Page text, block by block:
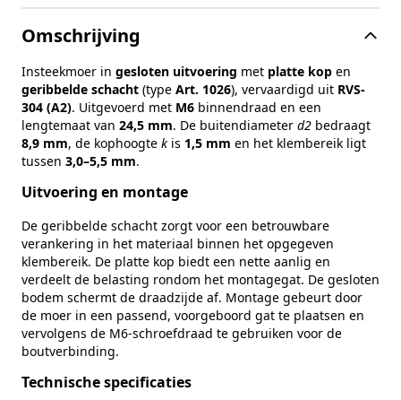
Maat (d2)
8,9 mm
Gewicht per 100 stuks
Inhoud verpakking
250
Merk
RVS Products
Omschrijving
Insteekmoer in gesloten uitvoering met platte kop en
geribbelde schacht (type Art. 1026), vervaardigd uit RVS-
304 (A2). Uitgevoerd met M6 binnendraad en een
lengtemaat van 24,5 mm. De buitendiameter d2 bedraagt
8,9 mm, de kophoogte k is 1,5 mm en het klembereik ligt
tussen 3,0–5,5 mm.
Uitvoering en montage
De geribbelde schacht zorgt voor een betrouwbare
verankering in het materiaal binnen het opgegeven
klembereik. De platte kop biedt een nette aanlig en
verdeelt de belasting rondom het montagegat. De gesloten
bodem schermt de draadzijde af. Montage gebeurt door
de moer in een passend, voorgeboord gat te plaatsen en
vervolgens de M6-schroefdraad te gebruiken voor de
boutverbinding.
Technische specificaties